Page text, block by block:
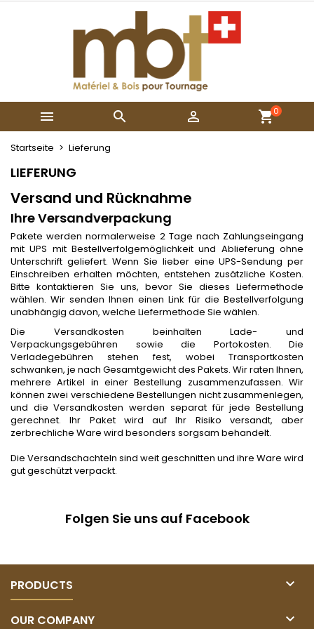
   0
Startseite Lieferung
LIEFERUNG
Versand und Rücknahme
Ihre Versandverpackung
Pakete werden normalerweise 2 Tage nach Zahlungseingang
mit UPS mit Bestellverfolgemöglichkeit und Ablieferung ohne
Unterschrift geliefert. Wenn Sie lieber eine UPS-Sendung per
Einschreiben erhalten möchten, entstehen zusätzliche Kosten.
Bitte kontaktieren Sie uns, bevor Sie dieses Liefermethode
wählen. Wir senden Ihnen einen Link für die Bestellverfolgung
unabhängig davon, welche Liefermethode Sie wählen.
Die Versandkosten beinhalten Lade- und
Verpackungsgebühren sowie die Portokosten. Die
Verladegebühren stehen fest, wobei Transportkosten
schwanken, je nach Gesamtgewicht des Pakets. Wir raten Ihnen,
mehrere Artikel in einer Bestellung zusammenzufassen. Wir
können zwei verschiedene Bestellungen nicht zusammenlegen,
und die Versandkosten werden separat für jede Bestellung
gerechnet. Ihr Paket wird auf Ihr Risiko versandt, aber
zerbrechliche Ware wird besonders sorgsam behandelt.
Die Versandschachteln sind weit geschnitten und ihre Ware wird
gut geschützt verpackt.
Folgen Sie uns auf Facebook
PRODUCTS 
OUR COMPANY 
My wishlists
((modalTitle))
((modalDeleteText))
Wunschliste erstellen
Anmelden
Sie müssen angemeldet sein, um Artikel Ihrer
Wunschliste hinzufügen zu können.
Abbrechen Anmelden